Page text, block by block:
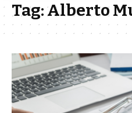
Tag:Alberto